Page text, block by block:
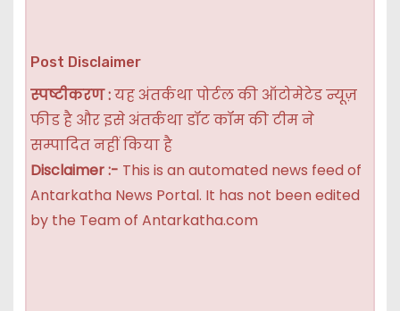
Post Disclaimer
स्पष्टीकरण :यह अंतर्कथा पोर्टल की ऑटोमेटेड न्यूज़
फीड है और इसे अंतर्कथा डॉट कॉम की टीम ने
सम्पादित नहीं किया है
Disclaimer :- This is an automated news feed of
Antarkatha News Portal. It has not been edited
by the Team of Antarkatha.com